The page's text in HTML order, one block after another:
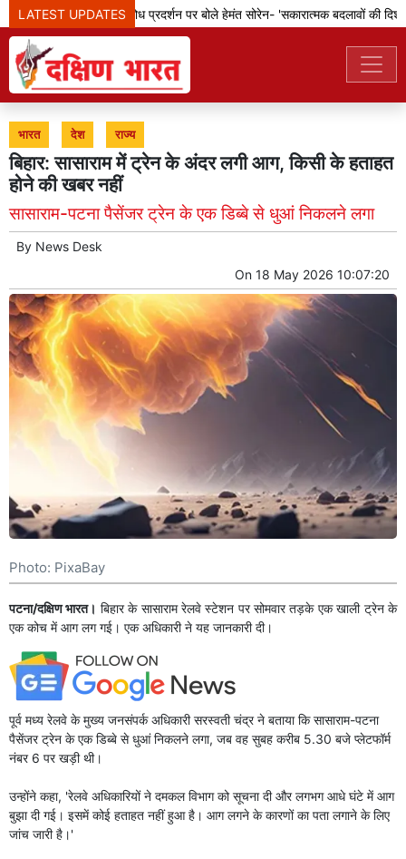
LATEST UPDATES
झारखंड: छात्रों के विरोध प्रदर्शन पर बोले हेमंत सोरेन- 'सकारात्मक बदलावों की दिशा
भारत देश राज्य
बिहार: सासाराम में ट्रेन के अंदर लगी आग, किसी के हताहत
होने की खबर नहीं
सासाराम-पटना पैसेंजर ट्रेन के एक डिब्बे से धुआं निकलने लगा
By News Desk
On 18 May 2026 10:07:20
Photo: PixaBay
पटना/दक्षिण भारत। बिहार के सासाराम रेलवे स्टेशन पर सोमवार तड़के एक खाली ट्रेन के
एक कोच में आग लग गई। एक अधिकारी ने यह जानकारी दी।
पूर्व मध्य रेलवे के मुख्य जनसंपर्क अधिकारी सरस्वती चंद्र ने बताया कि सासाराम-पटना
पैसेंजर ट्रेन के एक डिब्बे से धुआं निकलने लगा, जब वह सुबह करीब 5.30 बजे प्लेटफॉर्म
नंबर 6 पर खड़ी थी।
उन्होंने कहा, 'रेलवे अधिकारियों ने दमकल विभाग को सूचना दी और लगभग आधे घंटे में आग
बुझा दी गई। इसमें कोई हताहत नहीं हुआ है। आग लगने के कारणों का पता लगाने के लिए
जांच जारी है।'